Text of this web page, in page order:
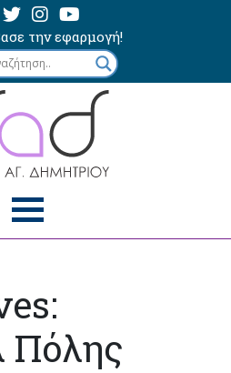
την εφαρμογή!
Πόλης